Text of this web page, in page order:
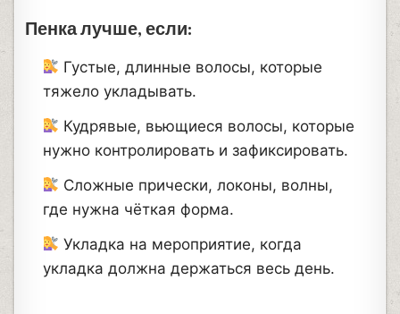
Пенка лучше, если:
Густые, длинные волосы, которые
тяжело укладывать.
Кудрявые, вьющиеся волосы, которые
нужно контролировать и зафиксировать.
Сложные прически, локоны, волны,
где нужна чёткая форма.
Укладка на мероприятие, когда
укладка должна держаться весь день.